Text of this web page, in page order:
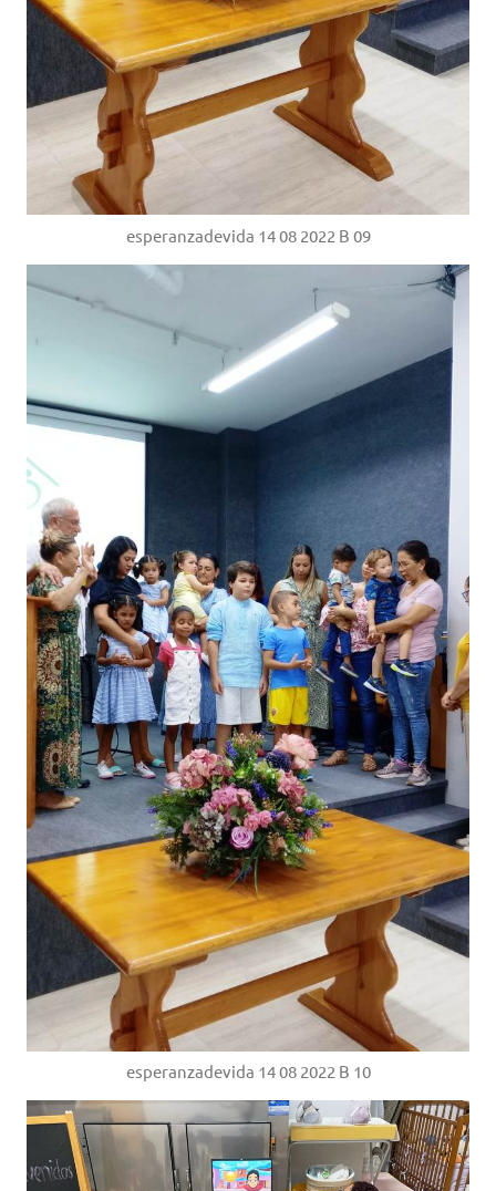
esperanzadevida 14 08 2022 B 09
esperanzadevida 14 08 2022 B 10